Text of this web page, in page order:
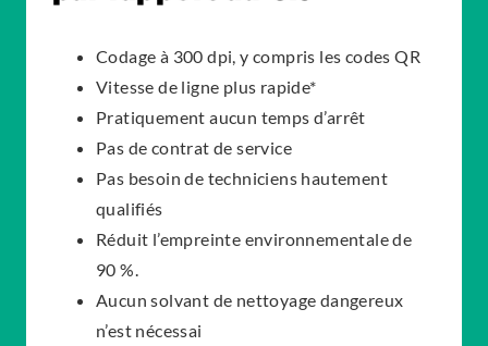
Codage à 300 dpi, y compris les codes QR
Vitesse de ligne plus rapide*
Pratiquement aucun temps d’arrêt
Pas de contrat de service
Pas besoin de techniciens hautement
qualifiés
Réduit l’empreinte environnementale de
90 %.
Aucun solvant de nettoyage dangereux
n’est nécessai